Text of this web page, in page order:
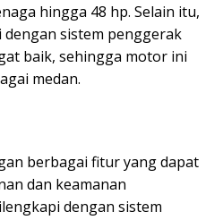
hingga 48 hp. Selain itu,
sistem penggerak
baik, sehingga motor ini
medan.
berbagai fitur yang dapat
dan keamanan
dengan sistem